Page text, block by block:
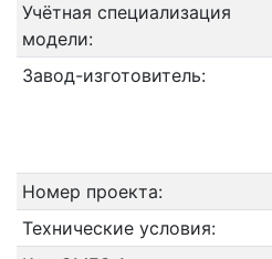
Учётная специализация
модели:
Завод-изготовитель:
Номер проекта:
Технические условия: